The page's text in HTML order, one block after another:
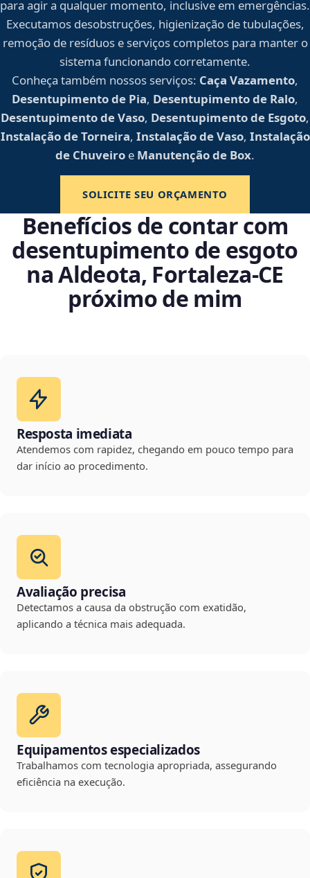
para agir a qualquer momento, inclusive em emergências.
Executamos desobstruções, higienização de tubulações,
remoção de resíduos e serviços completos para manter o
sistema funcionando corretamente.
Conheça também nossos serviços: Caça Vazamento,
Desentupimento de Pia, Desentupimento de Ralo,
Desentupimento de Vaso, Desentupimento de Esgoto,
Instalação de Torneira, Instalação de Vaso, Instalação
de Chuveiro e Manutenção de Box.
SOLICITE SEU ORÇAMENTO
Benefícios de contar com
desentupimento de esgoto
na Aldeota, Fortaleza‑CE
próximo de mim
Resposta imediata
Atendemos com rapidez, chegando em pouco tempo para
dar início ao procedimento.
Avaliação precisa
Detectamos a causa da obstrução com exatidão,
aplicando a técnica mais adequada.
Equipamentos especializados
Trabalhamos com tecnologia apropriada, assegurando
eficiência na execução.